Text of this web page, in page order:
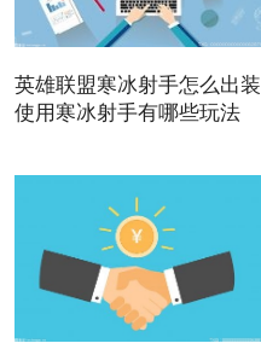
英雄联盟寒冰射手怎么出装
使用寒冰射手有哪些玩法